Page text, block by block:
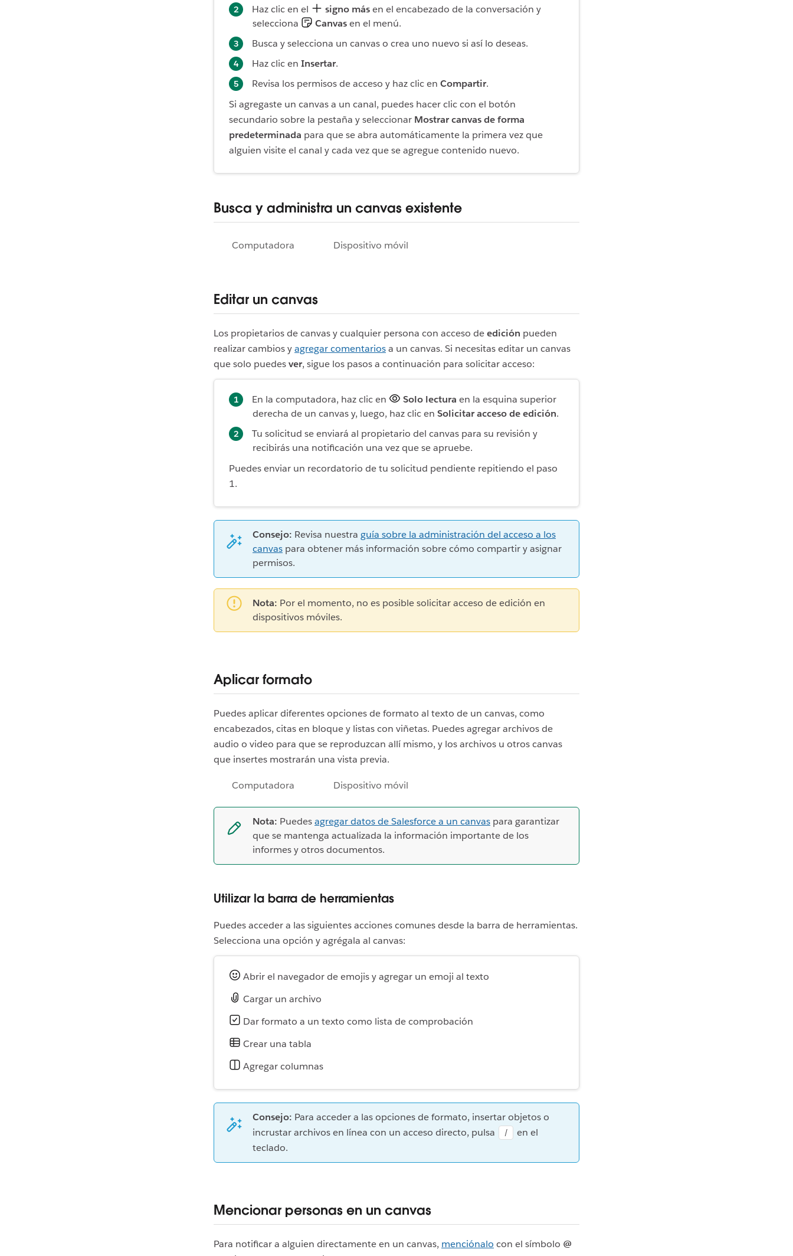
Haz clic en el
signo másen el encabezado de la conversación y
selecciona
Canvasen el menú.
Busca y selecciona un canvas o crea uno nuevo si así lo deseas.
Haz clic en Insertar.
Revisa los permisos de acceso y haz clic en Compartir.
Si agregaste un canvas a un canal, puedes hacer clic con el botón
secundario sobre la pestaña y seleccionar Mostrar canvas de forma
predeterminada para que se abra automáticamente la primera vez que
alguien visite el canal y cada vez que se agregue contenido nuevo.
Busca y administra un canvas existente
Computadora Dispositivo móvil
Editar un canvas
Los propietarios de canvas y cualquier persona con acceso deedición pueden
realizar cambios yagregar comentariosa un canvas. Si necesitas editar un canvas
que solo puedesver, sigue los pasos a continuación para solicitar acceso:
En la computadora, haz clic en Solo lectura en la esquina superior
derecha de un canvas y, luego, haz clic en Solicitar acceso de edición.
Tu solicitud se enviará al propietario del canvas para su revisión y
recibirás una notificación una vez que se apruebe.
Puedes enviar un recordatorio de tu solicitud pendiente repitiendo el paso
1.
Consejo: Revisa nuestra guía sobre la administración del acceso a los
canvas para obtener más información sobre cómo compartir y asignar
permisos.
Nota: Por el momento, no es posible solicitar acceso de edición en
dispositivos móviles.
Aplicar formato
Puedes aplicar diferentes opciones de formato al texto de un canvas, como
encabezados, citas en bloque y listas con viñetas. Puedes agregar archivos de
audio o video para que se reproduzcan allí mismo, y los archivos u otros canvas
que insertes mostrarán una vista previa.
Computadora Dispositivo móvil
Nota: Puedesagregar datos de Salesforce a un canvas para garantizar
que se mantenga actualizada la información importante de los
informes y otros documentos.
Utilizar la barra de herramientas
Puedes acceder a las siguientes acciones comunes desde la barra de herramientas.
Selecciona una opción y agrégala al canvas:
Abrir el navegador de emojis y agregar un emoji al texto
Cargar un archivo
Dar formato a un texto como lista de comprobación
Crear una tabla
Agregar columnas
Consejo: Para acceder a las opciones de formato, insertar objetos o
incrustar archivos en línea con un acceso directo, pulsa
/
en el
teclado.
Mencionar personas en un canvas
Para notificar a alguien directamente en un canvas, menciónalo con el símbolo @